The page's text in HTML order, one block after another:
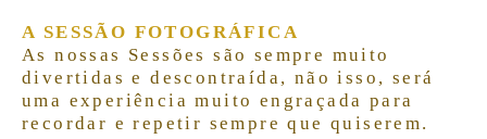
A SESSÃO FOTOGRÁFICA
As nossas Sessões são sempre muito
divertidas e descontraída, não isso, será
uma experiência muito engraçada para
recordar e repetir sempre que quiserem.